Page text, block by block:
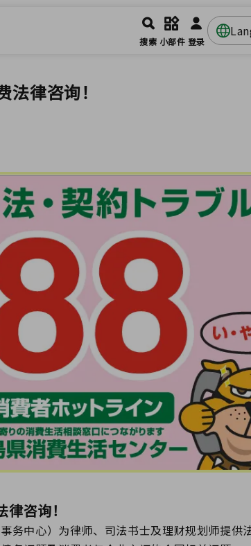
搜索 小部件 登录
律咨询！
咨询！
务中心）为律师、司法书士及理财规划师提供